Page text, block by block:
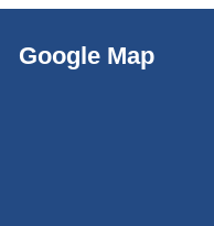
Google Map